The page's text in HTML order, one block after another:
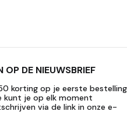
OP DE NIEUWSBRIEF
korting op je eerste bestelling
kunt je op elk moment
via de link in onze e-